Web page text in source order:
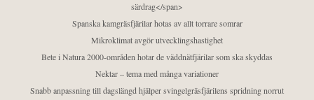
särdrag</span>
Spanska kamgräsfjärilar hotas av allt torrare somrar
Mikroklimat avgör utvecklingshastighet
Bete i Natura 2000-områden hotar de väddnätfjärilar som ska skyddas
Nektar – tema med många variationer
Snabb anpassning till dagslängd hjälper svingelgräsfjärilens spridning norrut